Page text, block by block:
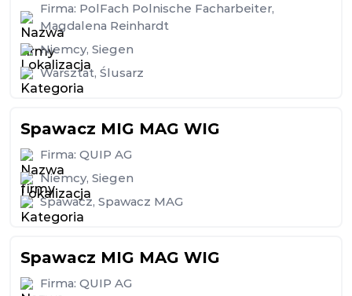
Firma: PolFach Polnische Facharbeiter,
Magdalena Reinhardt
Niemcy, Siegen
Warsztat, Ślusarz
Spawacz MIG MAG WIG
Firma: QUIP AG
Niemcy, Siegen
Spawacz, Spawacz MAG
Spawacz MIG MAG WIG
Firma: QUIP AG